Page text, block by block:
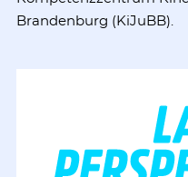
Brandenburg (KiJuBB).